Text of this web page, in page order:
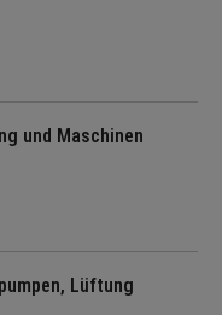
und Maschinen
Lüftung